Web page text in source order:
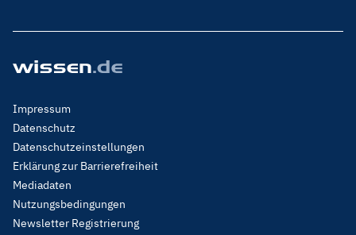
Footer
Menu
Legal
Impressum
Datenschutz
Datenschutzeinstellungen
Erklärung zur Barrierefreiheit
Mediadaten
Nutzungsbedingungen
Newsletter Registrierung